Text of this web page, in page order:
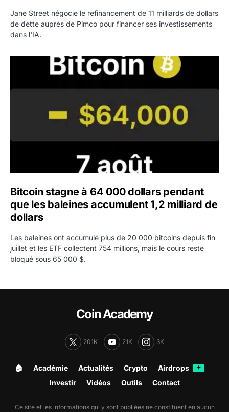
Jane Street négocie le refinancement de 11 milliards de dollars
de dette auprès de Pimco pour financer ses investissements
dans l'IA.
Bitcoin stagne à 64 000 dollars pendant que les
Bitcoin stagne à 64 000 dollars pendant
que les baleines accumulent 1,2 milliard de
dollars
Les baleines ont accumulé plus de 20 000 bitcoins depuis fin
juillet et les ETF collectent 754 millions, mais le cours reste
bloqué sous 65 000 $.
Coin Academy
201K 21K 3K
🏠︎ Académie Actualités Crypto Airdrops ✦
Investir Vidéos Outils Contact
Ce site et les informations qui y sont publiées ne constituent en aucun